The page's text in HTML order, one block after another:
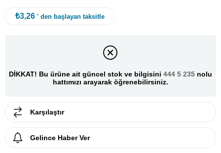
₺3,26 ' den başlayan taksitle
DİKKAT! Bu ürüne ait güncel stok ve bilgisini 444 5 235 nolu
hattımızı arayarak öğrenebilirsiniz.
Karşılaştır
Gelince Haber Ver